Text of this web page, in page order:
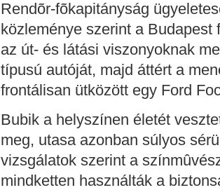
Rendõr-fõkapitányság
közleménye szerint a
az út- és látási viszonyoknak
típusú autóját, majd áttért a
frontálisan ütközött egy Ford
Bubik a helyszínen életét
meg, utasa azonban súlyos
vizsgálatok szerint a
mindketten használták a